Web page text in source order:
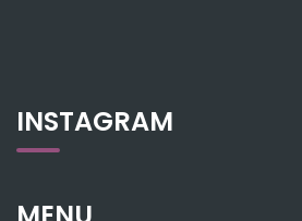
INSTAGRAM